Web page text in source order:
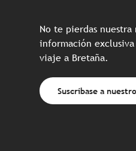
No te pierdas
información
viaje a Bretaña.
Suscríbase a